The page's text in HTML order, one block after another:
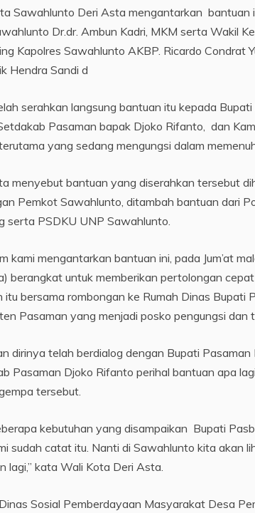
Sawahlunto Deri Asta mengantarkan bantuan
Dr.dr. Ambun Kadri, MKM serta Wakil
Kapolres Sawahlunto AKBP. Ricardo Condrat
Hendra Sandi d
serahkan langsung bantuan itu kepada
Pasaman bapak Djoko Rifanto, dan
yang sedang mengungsi dalam
menyebut bantuan yang diserahkan tersebut
Pemkot Sawahlunto, ditambah bantuan dari
serta PSDKU UNP Sawahlunto.
kami mengantarkan bantuan ini, pada Jum’at
berangkat untuk memberikan pertolongan
itu bersama rombongan ke Rumah Dinas
Pasaman yang menjadi posko pengungsi
dirinya telah berdialog dengan Bupati
Pasaman Djoko Rifanto perihal bantuan apa
tersebut.
kebutuhan yang disampaikan Bupati
sudah catat itu. Nanti di Sawahlunto kita akan
lagi,” kata Wali Kota Deri Asta.
Sosial Pemberdayaan Masyarakat Desa